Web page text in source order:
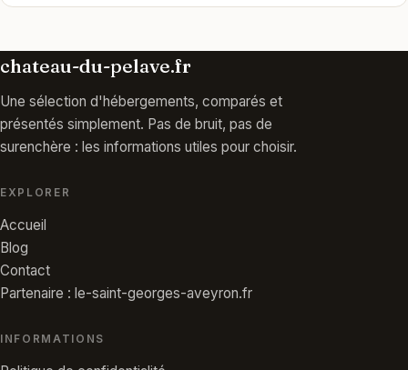
chateau-du-pelave.fr
Une sélection d'hébergements, comparés et
présentés simplement. Pas de bruit, pas de
surenchère : les informations utiles pour choisir.
EXPLORER
Accueil
Blog
Contact
Partenaire : le-saint-georges-aveyron.fr
INFORMATIONS